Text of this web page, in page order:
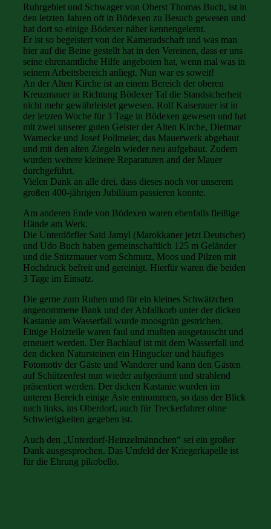
Ruhrgebiet und Schwager von Oberst Thomas Buch, ist in
den letzten Jahren oft in Bödexen zu Besuch gewesen und
hat dort so einige Bödexer näher kennengelernt.
Er ist so begeistert von der Kameradschaft und was man
hier auf die Beine gestellt hat in den Vereinen, dass er uns
seine ehrenamtliche Hilfe angeboten hat, wenn mal was in
seinem Arbeitsbereich anliegt. Nun war es soweit!
An der Alten Kirche ist an einem Bereich der oberen
Kreuzmauer in Richtung Bödexer Tal die Standsicherheit
nicht mehr gewährleistet gewesen. Rolf Kaiserauer ist in
der letzten Woche für 3 Tage in Bödexen gewesen und hat
mit zwei unserer guten Geister der Alten Kirche, Dietmar
Warnecke und Josef Pollmeier, das Mauerwerk abgebaut
und mit den alten Ziegeln wieder neu aufgebaut. Zudem
wurden weitere kleinere Reparaturen and der Mauer
durchgeführt.
Vielen Dank an alle drei, dass dieses noch vor unserem
großen 400-jährigen Jubiläum passieren konnte.
Am anderen Ende von Bödexen waren ebenfalls fleißige
Hände am Werk.
Die Unterdörfler Said Jamyl (Marokkaner jetzt Deutscher)
und Udo Buch haben gemeinschaftlich 125 m Geländer
und die Stützmauer vom Schmutz, Moos und Pilzen mit
Hochdruck befreit und gereinigt. Hierfür waren die beiden
3 Tage im Einsatz.
Die gerne zum Ruhen und für ein kleines Schwätzchen
angenommene Bank und der Abfallkorb unter der dicken
Kastanie am Wasserfall wurde moosgrün gestrichen.
Einige Holzteile waren faul und mußten ausgetauscht und
erneuert werden. Der Bachlauf ist mit dem Wasserfall und
den dicken Natursteinen ein Hingucker und häufiges
Fotomotiv der Gäste und Wanderer und kann den Gästen
auf Schützenfest nun wieder aufgeräumt und strahlend
präsentiert werden. Der dicken Kastanie wurden im
unteren Bereich einige Äste entnommen, so dass der Blick
nach links, ins Oberdorf, auch für Treckerfahrer ohne
Schwierigkeiten gegeben ist.
Auch den „Unterdorf-Heinzelmännchen“ sei ein großer
Dank ausgesprochen. Das Umfeld der Kriegerkapelle ist
für die Ehrung pikobello.